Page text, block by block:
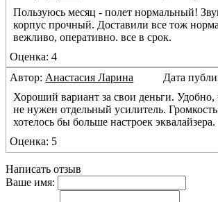
Пользуюсь месяц - полет нормальный!
корпус прочный. Доставили все тож
вежливо, оперативно. все в срок.
Оценка: 4
Автор:Анастасия Ларина
Дата
Хороший вариант за свои деньги. Удобно,
не нужен отдельный усилитель.
хотелось бы больше настроек эквалайзера.
Оценка: 5
Написать отзыв
Ваше имя: